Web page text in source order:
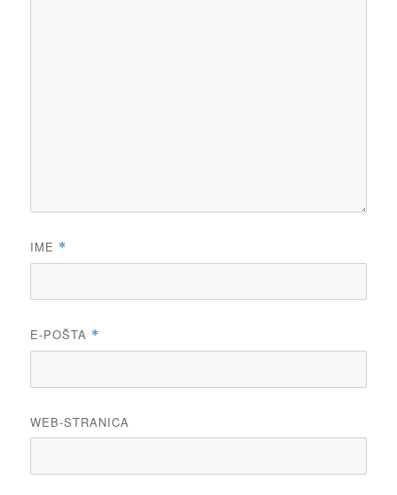
IME *
E-POŠTA *
WEB-STRANICA